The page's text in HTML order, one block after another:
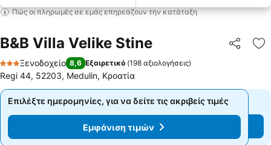
Πώς οι πληρωμές σε εμάς επηρεάζουν την κατάταξη
B&B Villa Velike Stine
3 Αστέρια
Ξενοδοχείο 8,6 Εξαιρετικό (198 αξιολογήσεις)
Regi 44, 52203, Medulin, Κροατία
Επιλέξτε ημερομηνίες, για να δείτε τις ακριβείς τιμές
Εμφάνιση τιμών
Επιλέξτε ημερομηνίες, για να δείτε τις ακριβείς τιμές
Εμφάνιση τιμών